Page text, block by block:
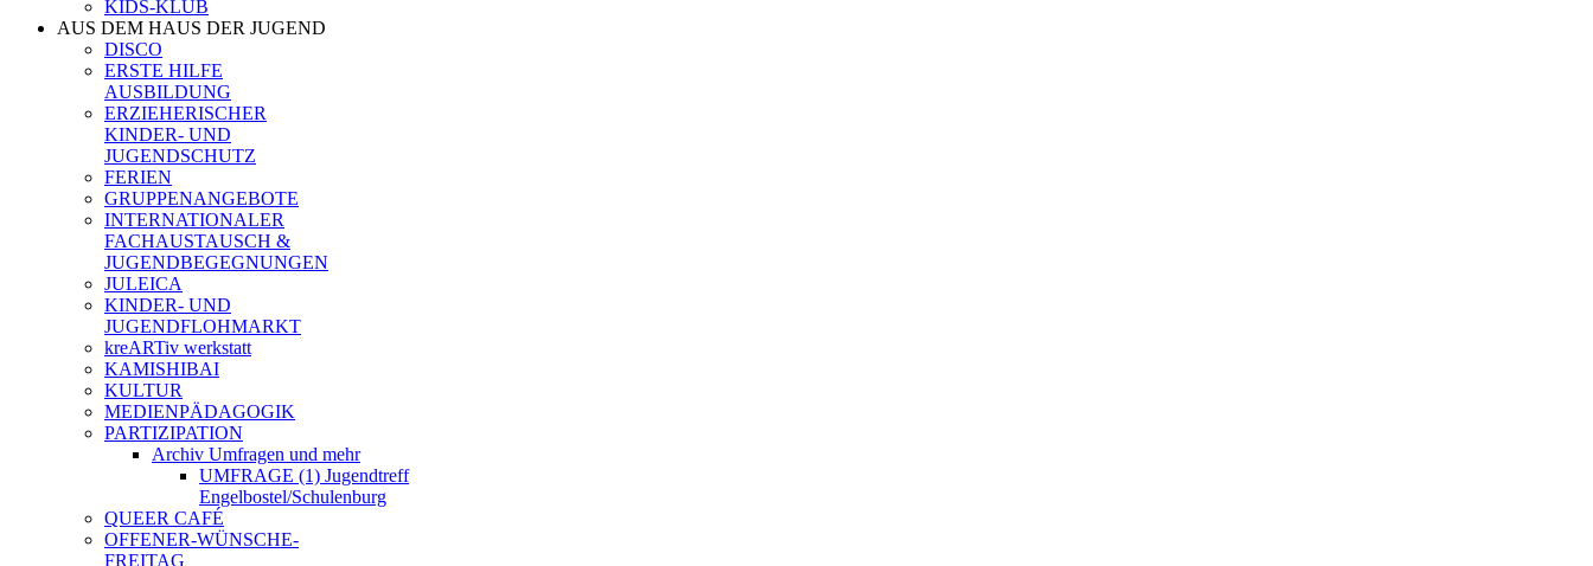
KIDS-KLUB
AUS DEM HAUS DER JUGEND
DISCO
ERSTE HILFE
AUSBILDUNG
ERZIEHERISCHER
KINDER- UND
JUGENDSCHUTZ
FERIEN
GRUPPENANGEBOTE
INTERNATIONALER
FACHAUSTAUSCH &
JUGENDBEGEGNUNGEN
JULEICA
KINDER- UND
JUGENDFLOHMARKT
kreARTiv werkstatt
KAMISHIBAI
KULTUR
MEDIENPÄDAGOGIK
PARTIZIPATION
Archiv Umfragen und mehr
UMFRAGE (1) Jugendtreff
Engelbostel/Schulenburg
QUEER CAFÉ
OFFENER-WÜNSCHE-
FREITAG